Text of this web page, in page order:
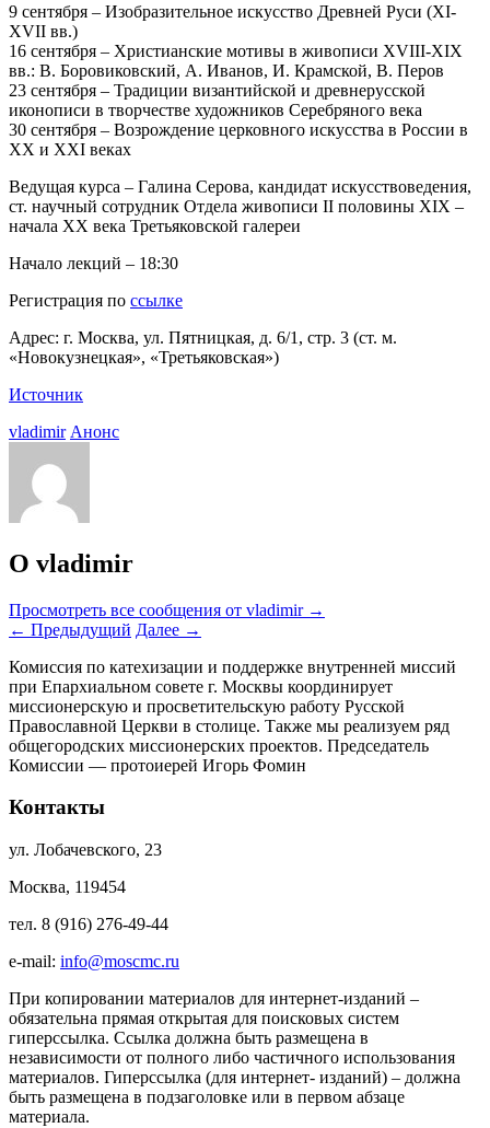
9 сентября – Изобразительное искусство Древней Руси (XI-
XVII вв.)
16 сентября – Христианские мотивы в живописи XVIII-XIX
вв.: В. Боровиковский, А. Иванов, И. Крамской, В. Перов
23 сентября – Традиции византийской и древнерусской
иконописи в творчестве художников Серебряного века
30 сентября – Возрождение церковного искусства в России в
XX и XXI веках
Ведущая курса – Галина Серова, кандидат искусствоведения,
ст. научный сотрудник Отдела живописи II половины XIX –
начала ХХ века Третьяковской галереи
Начало лекций – 18:30
Регистрация по ссылке
Адрес: г. Москва, ул. Пятницкая, д. 6/1, стр. 3 (ст. м.
«Новокузнецкая», «Третьяковская»)
Источник
vladimir Анонс
О vladimir
Просмотреть все сообщения от vladimir →
← Предыдущий Далее →
Комиссия по катехизации и поддержке внутренней миссий
при Епархиальном совете г. Москвы координирует
миссионерскую и просветительскую работу Русской
Православной Церкви в столице. Также мы реализуем ряд
общегородских миссионерских проектов. Председатель
Комиссии — протоиерей Игорь Фомин
Контакты
ул. Лобачевского, 23
Москва, 119454
тел. 8 (916) 276-49-44
e-mail: info@moscmc.ru
При копировании материалов для интернет-изданий –
обязательна прямая открытая для поисковых систем
гиперссылка. Ссылка должна быть размещена в
независимости от полного либо частичного использования
материалов. Гиперссылка (для интернет- изданий) – должна
быть размещена в подзаголовке или в первом абзаце
материала.